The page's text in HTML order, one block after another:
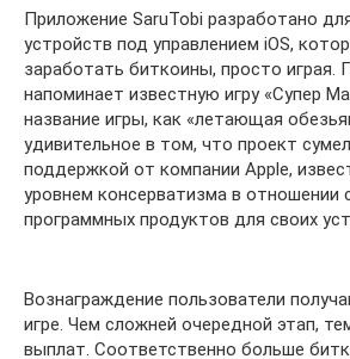
Приложение SaruTobi разработано
устройств под управлением iOS,
заработать биткоины, просто играя.
напоминает известную игру «Супер
название игры, как «летающая
удивительное в том, что проект
поддержкой от компании Apple,
уровнем консерватизма в отношении
программных продуктов для своих
Вознаграждение пользователи
игре. Чем сложней очередной этап,
выплат. Соответственно больше